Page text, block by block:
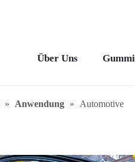
Über Uns
» Anwendung » Automotive